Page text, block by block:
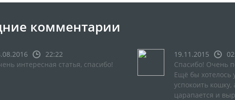
комментарии
22:22
интересная статья, спасибо!
19.11.2015
Спасибо! Очень
Ещё бы хотелось
успокоить
царапается и